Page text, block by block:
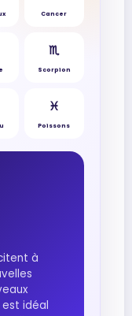
Cancer
♏︎
Scorpion
♓︎
Poissons
à
idéal